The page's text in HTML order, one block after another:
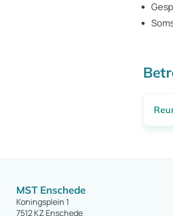
MST Enschede
Koningsplein 1
7512 KZ Enschede